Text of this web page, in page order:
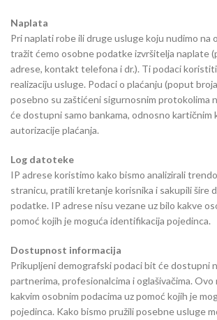
Naplata
Pri naplati robe ili druge usluge koju nudimo na
tražit ćemo osobne podatke izvršitelja naplate
adrese, kontakt telefona i dr.). Ti podaci
realizaciju usluge. Podaci o plaćanju (poput
posebno su zaštićeni sigurnosnim protokolima
će dostupni samo bankama, odnosno kartičnim
autorizacije plaćanja.
Log datoteke
IP adrese koristimo kako bismo analizirali
stranicu, pratili kretanje korisnika i sakupili šire
podatke. IP adrese nisu vezane uz bilo kakve
pomoć kojih je moguća identifikacija pojedinca.
Dostupnost informacija
Prikupljeni demografski podaci bit će dostupni
partnerima, profesionalcima i oglašivačima. Ovo
kakvim osobnim podacima uz pomoć kojih je
pojedinca. Kako bismo pružili posebne usluge